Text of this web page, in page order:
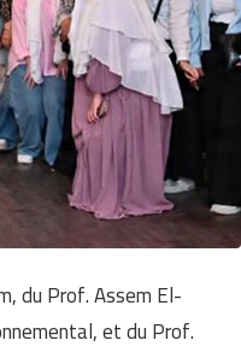
du Prof. Assem El-
et du Prof.